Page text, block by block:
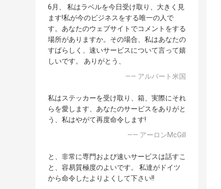
6月、 私はラベルを今日受け取り、大きく見
ます!私が今のビジネスをする唯一の人で
す。あなたのウェブサイトでコメントをする
場所がありますか。その場合、私はあなたの
すばらしく、速いサービスについて言って嬉
しいです。 ありがとう、
—— アルバート米国
私はステッカーを受け取り、箱、実際にそれ
らを愛します、あなたのサービスをありがと
う、私はやがて再度命令します!
—— アーロンMcGill
と、非常に専門および速いサービスは話すこ
と、容易質極度のよいです。 私達がドイツ
から命令したよりよくして下さい!!